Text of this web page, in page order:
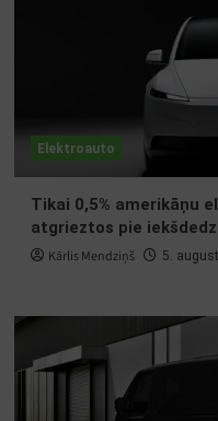
Elektroauto
Tikai 0,5% amerikāņu
atgrieztos pie
Kārlis Mendziņš 5.